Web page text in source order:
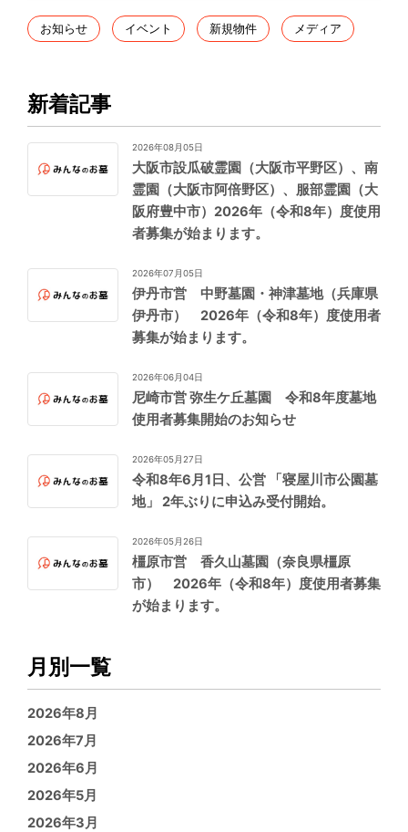
お知らせ イベント 新規物件 メディア
新着記事
2026年08月05日
大阪市設瓜破霊園（大阪市平野区）、南
霊園（大阪市阿倍野区）、服部霊園（大
阪府豊中市）2026年（令和8年）度使用
者募集が始まります。
2026年07月05日
伊丹市営 中野墓園・神津墓地（兵庫県
伊丹市） 2026年（令和8年）度使用者
募集が始まります。
2026年06月04日
尼崎市営 弥生ケ丘墓園 令和8年度墓地
使用者募集開始のお知らせ
2026年05月27日
令和8年6月1日、公営 「寝屋川市公園墓
地」 2年ぶりに申込み受付開始。
2026年05月26日
橿原市営 香久山墓園（奈良県橿原
市） 2026年（令和8年）度使用者募集
が始まります。
月別一覧
2026年8月
2026年7月
2026年6月
2026年5月
2026年3月